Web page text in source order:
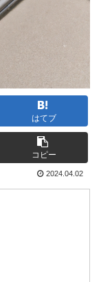
はてブ
コピー
2024.04.02